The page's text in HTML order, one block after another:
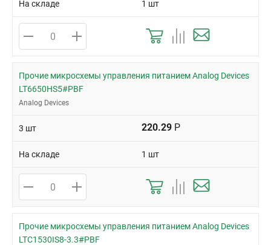
На складе 1 шт
Прочие микросхемы управления питанием Analog Devices
LT6650HS5#PBF
Analog Devices
3 шт 220.29 Р
На складе 1 шт
Прочие микросхемы управления питанием Analog Devices
LTC1530IS8-3.3#PBF